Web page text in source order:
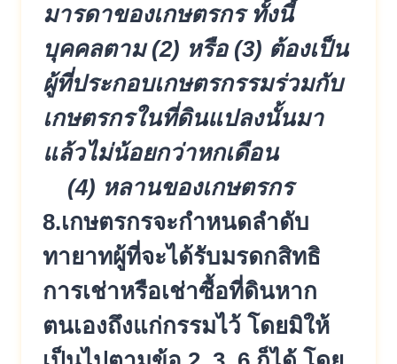
มารดาของเกษตรกร ทั้งนี้
บุคคลตาม (2) หรือ (3) ต้องเป็น
ผู้ที่ประกอบเกษตรกรรมร่วมกับ
เกษตรกรในที่ดินแปลงนั้นมา
แล้วไม่น้อยกว่าหกเดือน
(4) หลานของเกษตรกร
8.เกษตรกรจะกำหนดลำดับ
ทายาทผู้ที่จะได้รับมรดกสิทธิ
การเช่าหรือเช่าซื้อที่ดินหาก
ตนเองถึงแก่กรรมไว้ โดยมิให้